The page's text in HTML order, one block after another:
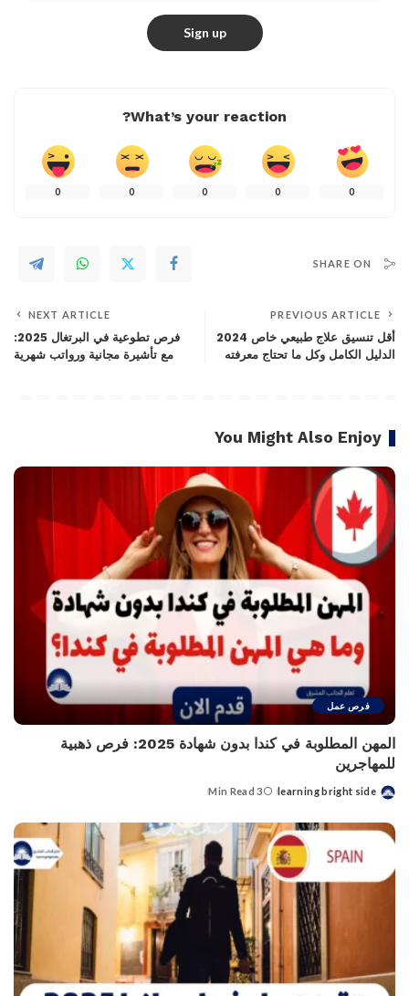
What’s your reaction?
0
0
0
0
0
SHARE ON
PREVIOUS ARTICLE
أقل تنسيق علاج طبيعي خاص 2024
الدليل الكامل وكل ما تحتاج معرفته
NEXT ARTICLE
فرص تطوعية في البرتغال 2025:
مع تأشيرة مجانية ورواتب شهرية
You Might Also Enjoy
فرص عمل
المهن المطلوبة في كندا بدون شهادة 2025: فرص ذهبية
للمهاجرين
Posted
learning bright side
3 Min Read